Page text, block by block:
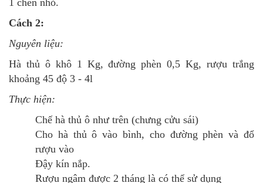
1 chén nhỏ.
Cách 2:
Nguyên liệu:
Hà thủ ô khô 1 Kg, đường phèn 0,5 Kg, rượu trắng
khoảng 45 độ 3 - 4l
Thực hiện:
Chế hà thủ ô như trên (chưng cửu sái)
Cho hà thủ ô vào bình, cho đường phèn và đổ
rượu vào
Đậy kín nắp.
Rượu ngâm được 2 tháng là có thể sử dụng